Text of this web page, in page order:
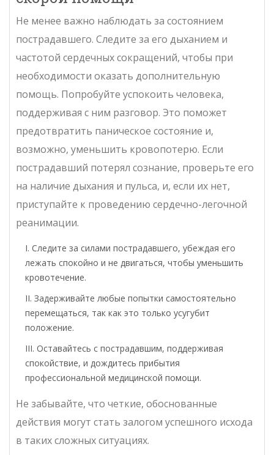
Не менее важно наблюдать за состоянием
пострадавшего. Следите за его дыханием и
частотой сердечных сокращений, чтобы при
необходимости оказать дополнительную
помощь. Попробуйте успокоить человека,
поддерживая с ним разговор. Это поможет
предотвратить паническое состояние и,
возможно, уменьшить кровопотерю. Если
пострадавший потерял сознание, проверьте его
на наличие дыхания и пульса, и, если их нет,
приступайте к проведению сердечно-легочной
реанимации.
Следите за силами пострадавшего, убеждая его
лежать спокойно и не двигаться, чтобы уменьшить
кровотечение.
Задерживайте любые попытки самостоятельно
перемещаться, так как это только усугубит
положение.
Оставайтесь с пострадавшим, поддерживая
спокойствие, и дождитесь прибытия
профессиональной медицинской помощи.
Не забывайте, что четкие, обоснованные
действия могут стать залогом успешного исхода
в таких сложных ситуациях.